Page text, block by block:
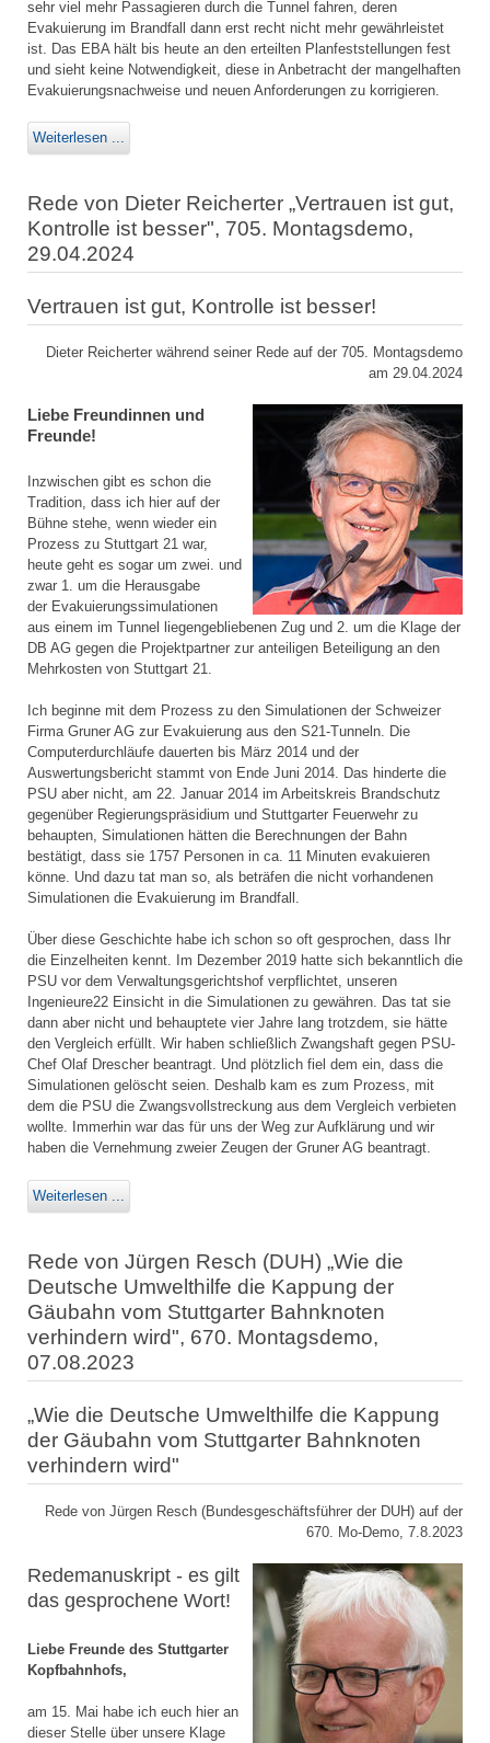
sehr viel mehr Passagieren durch die Tunnel fahren, deren
Evakuierung im Brandfall dann erst recht nicht mehr gewährleistet
ist. Das EBA hält bis heute an den erteilten Planfeststellungen fest
und sieht keine Notwendigkeit, diese in Anbetracht der mangelhaften
Evakuierungsnachweise und neuen Anforderungen zu korrigieren.
Weiterlesen ...
Rede von Dieter Reicherter „Vertrauen ist gut,
Kontrolle ist besser", 705. Montagsdemo,
29.04.2024
Vertrauen ist gut, Kontrolle ist besser!
Dieter Reicherter während seiner Rede auf der 705. Montagsdemo
am 29.04.2024
Liebe Freundinnen und
Freunde!
Inzwischen gibt es schon die
Tradition, dass ich hier auf der
Bühne stehe, wenn wieder ein
Prozess zu Stuttgart 21 war,
heute geht es sogar um zwei. und
zwar 1. um die Herausgabe
der Evakuierungssimulationen
aus einem im Tunnel liegengebliebenen Zug und 2. um die Klage der
DB AG gegen die Projektpartner zur anteiligen Beteiligung an den
Mehrkosten von Stuttgart 21.
Ich beginne mit dem Prozess zu den Simulationen der Schweizer
Firma Gruner AG zur Evakuierung aus den S21-Tunneln. Die
Computerdurchläufe dauerten bis März 2014 und der
Auswertungsbericht stammt von Ende Juni 2014. Das hinderte die
PSU aber nicht, am 22. Januar 2014 im Arbeitskreis Brandschutz
gegenüber Regierungspräsidium und Stuttgarter Feuerwehr zu
behaupten, Simulationen hätten die Berechnungen der Bahn
bestätigt, dass sie 1757 Personen in ca. 11 Minuten evakuieren
könne. Und dazu tat man so, als beträfen die nicht vorhandenen
Simulationen die Evakuierung im Brandfall.
Über diese Geschichte habe ich schon so oft gesprochen, dass Ihr
die Einzelheiten kennt. Im Dezember 2019 hatte sich bekanntlich die
PSU vor dem Verwaltungsgerichtshof verpflichtet, unseren
Ingenieure22 Einsicht in die Simulationen zu gewähren. Das tat sie
dann aber nicht und behauptete vier Jahre lang trotzdem, sie hätte
den Vergleich erfüllt. Wir haben schließlich Zwangshaft gegen PSU-
Chef Olaf Drescher beantragt. Und plötzlich fiel dem ein, dass die
Simulationen gelöscht seien. Deshalb kam es zum Prozess, mit
dem die PSU die Zwangsvollstreckung aus dem Vergleich verbieten
wollte. Immerhin war das für uns der Weg zur Aufklärung und wir
haben die Vernehmung zweier Zeugen der Gruner AG beantragt.
Weiterlesen ...
Rede von Jürgen Resch (DUH) „Wie die
Deutsche Umwelthilfe die Kappung der
Gäubahn vom Stuttgarter Bahnknoten
verhindern wird", 670. Montagsdemo,
07.08.2023
„Wie die Deutsche Umwelthilfe die Kappung
der Gäubahn vom Stuttgarter Bahnknoten
verhindern wird"
Rede von Jürgen Resch (Bundesgeschäftsführer der DUH) auf der
670. Mo-Demo, 7.8.2023
Redemanuskript - es gilt
das gesprochene Wort!
Liebe Freunde des Stuttgarter
Kopfbahnhofs,
am 15. Mai habe ich euch hier an
dieser Stelle über unsere Klage